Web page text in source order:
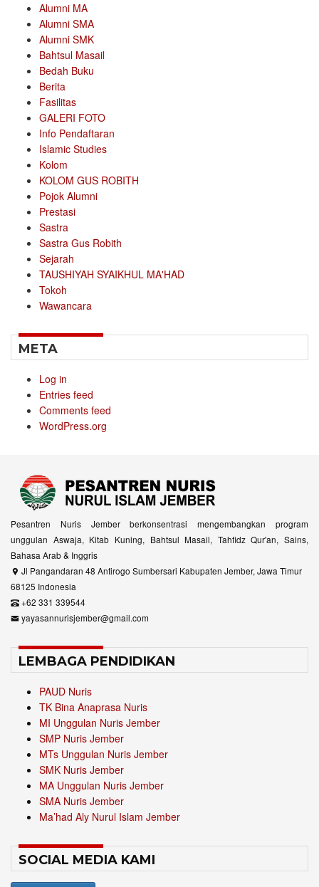
Alumni MA
Alumni SMA
Alumni SMK
Bahtsul Masail
Bedah Buku
Berita
Fasilitas
GALERI FOTO
Info Pendaftaran
Islamic Studies
Kolom
KOLOM GUS ROBITH
Pojok Alumni
Prestasi
Sastra
Sastra Gus Robith
Sejarah
TAUSHIYAH SYAIKHUL MA'HAD
Tokoh
Wawancara
META
Log in
Entries feed
Comments feed
WordPress.org
Pesantren Nuris Jember berkonsentrasi mengembangkan program
unggulan Aswaja, Kitab Kuning, Bahtsul Masail, Tahfidz Qur'an, Sains,
Bahasa Arab & Inggris
Jl Pangandaran 48 Antirogo Sumbersari Kabupaten Jember, Jawa Timur
68125 Indonesia
+62 331 339544
yayasannurisjember@gmail.com
LEMBAGA PENDIDIKAN
PAUD Nuris
TK Bina Anaprasa Nuris
MI Unggulan Nuris Jember
SMP Nuris Jember
MTs Unggulan Nuris Jember
SMK Nuris Jember
MA Unggulan Nuris Jember
SMA Nuris Jember
Ma’had Aly Nurul Islam Jember
SOCIAL MEDIA KAMI